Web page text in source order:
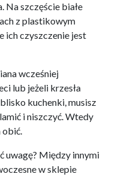
Na szczęście białe
z plastikowym
ich czyszczenie jest
wcześniej
lub jeżeli krzesła
kuchenki, musisz
i niszczyć. Wtedy
obić.
uwagę? Między innymi
w sklepie